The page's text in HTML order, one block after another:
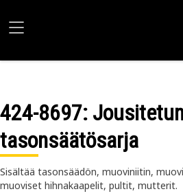
424-8697:
tasonsäätösarja
Sisältää tasonsäädön, muoviniitin,
muoviset hihnakaapelit, pultit, mutterit.